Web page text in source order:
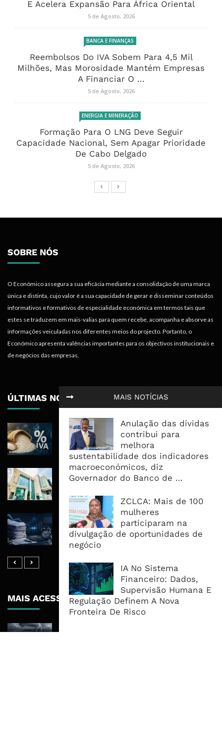
MAIS NOTÍCIAS
Anulação das dívidas
contribui para
melhora
sustentabilidade dos indicadores
macroeconómicos, diz
Governador do Banco de ...
ZCLCA: Mais de 100
mulheres
participaram na
divulgação de oportunidades de
negócio
IA No Sistema
Financeiro: Dados,
Supervisão Humana E
Regulação Definem A Nova
Fronteira De Risco
E Acelera Expansão Para África Oriental
5 de Agosto, 2026
BANCA E FINANÇAS
Reembolsos Do IVA Sobem Para 4,5 Mil
Milhões, Mas Morosidade Mantém Empresas
A Financiar O ...
5 de Agosto, 2026
ENERGIA E MINERAÇÃO
Formação Para O LNG Deve Seguir
Capacidade Nacional, Sem Apagar Prioridade
De Cabo Delgado
5 de Agosto, 2026
SOBRE NÓS
O Económico assegura a sua eficácia mediante a consolidação de uma marca
única e distinta, cujo valor é a sua capacidade de gerar e disseminar conteúdos
informativos e formativos de especialidade económica em termos tais que
estes se traduzem em mais-valias para quem recebe, acompanha e absorve as
informações veiculadas nos diferentes meios do projecto. Portanto, o
Económico apresenta valências importantes para os objectivos institucionais e
de negócios das empresas.
ÚLTIMAS NOTÍCIAS
ICM Atribui À Centralização Do Arroz
Preços Estáveis E 350 Milhões Em
Impostos
Nedbank Mantém Lucro Em R8,4 Mil
Milhões E Acelera Expansão Para
África Oriental
Reembolsos Do IVA Sobem Para 4,5
Mil Milhões, Mas Morosidade
Mantém Empresas A Financiar O ...
MAIS ACESSADOS